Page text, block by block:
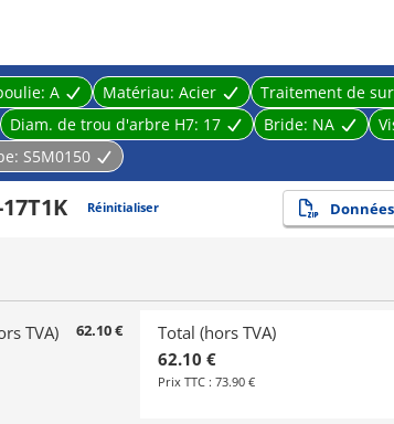
A Matériau: Acier Traitement de
Diam. de trou d'arbre H7: 17 Bride: NA
S5M0150
Réinitialiser
TVA) 62.10 €
Total (hors TVA)
62.10 €
Prix TTC : 73.90 €